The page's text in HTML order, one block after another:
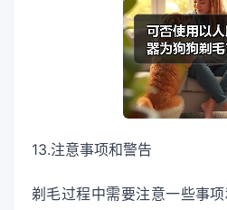
13.注意事项和警告
剃毛过程中需要注意一些事